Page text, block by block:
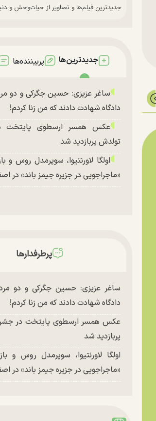
جدیدترین فیلم‌ها و تصاویر از حیات‌وحش و
جدیدترین‌ها پربیننده‌ها
ساغر عزیزی: حسین جگرکی و دو
دادگاه شهادت دادند که من زنا کردم!
عکس همسر ارسطوی
تولدش پربازدید شد
اولگا لاورنتیوا، سوپرمدل روس و
«ماجراجویی در جزیره جیمز باند» در
پرطرفدارها
ساغر عزیزی: حسین جگرکی و دو
دادگاه شهادت دادند که من زنا کردم!
عکس همسر ارسطوی پایتخت در
پربازدید شد
اولگا لاورنتیوا، سوپرمدل روس و
«ماجراجویی در جزیره جیمز باند» در